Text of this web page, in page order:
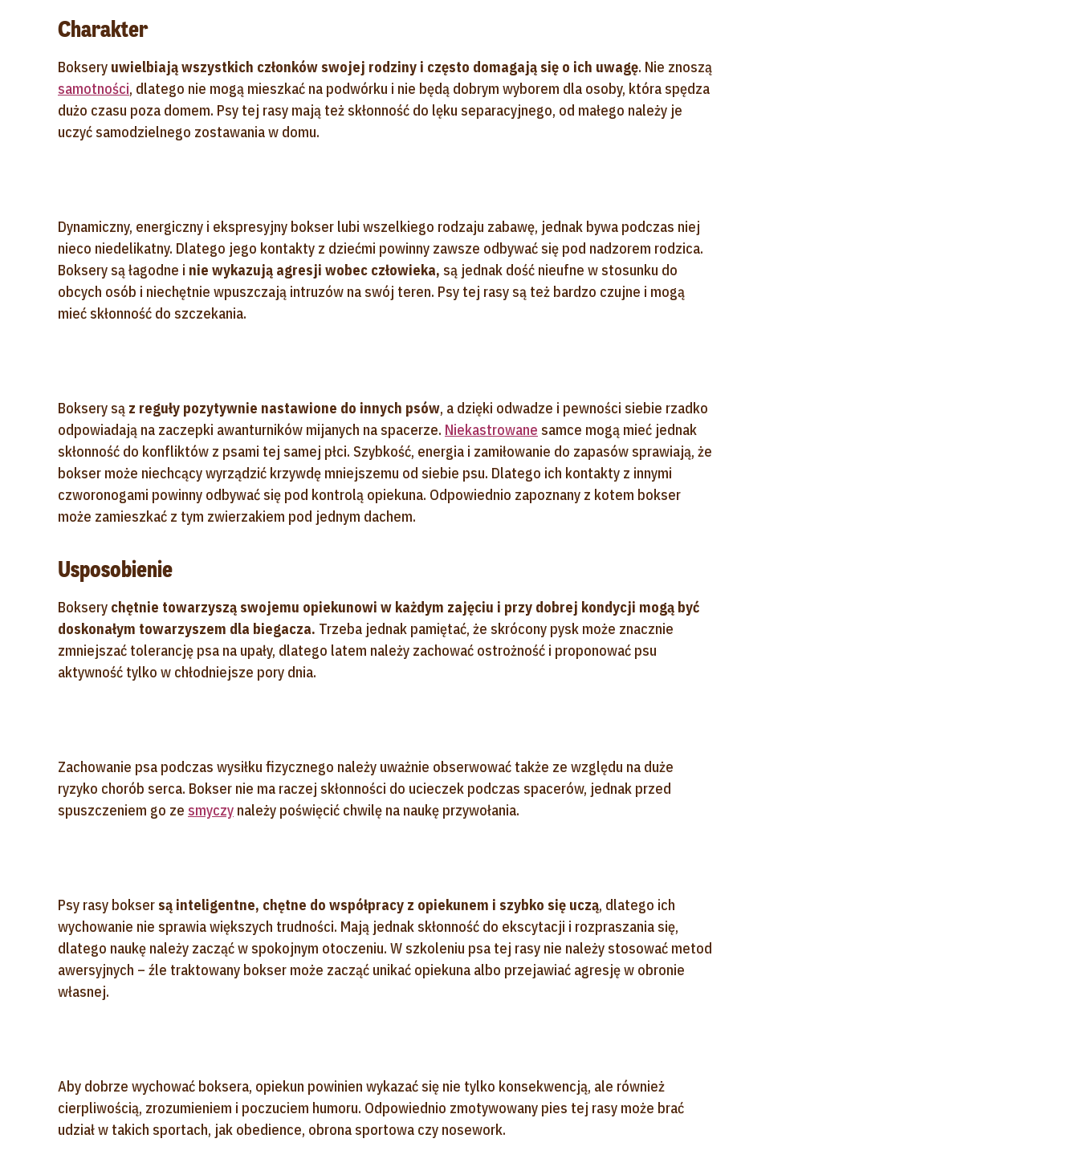
Charakter
Boksery uwielbiają wszystkich członków swojej rodziny i często domagają się o ich uwagę. Nie znoszą
samotności, dlatego nie mogą mieszkać na podwórku i nie będą dobrym wyborem dla osoby, która spędza
dużo czasu poza domem. Psy tej rasy mają też skłonność do lęku separacyjnego, od małego należy je
uczyć samodzielnego zostawania w domu.
Dynamiczny, energiczny i ekspresyjny bokser lubi wszelkiego rodzaju zabawę, jednak bywa podczas niej
nieco niedelikatny. Dlatego jego kontakty z dziećmi powinny zawsze odbywać się pod nadzorem rodzica.
Boksery są łagodne i nie wykazują agresji wobec człowieka, są jednak dość nieufne w stosunku do
obcych osób i niechętnie wpuszczają intruzów na swój teren. Psy tej rasy są też bardzo czujne i mogą
mieć skłonność do szczekania.
Boksery są z reguły pozytywnie nastawione do innych psów, a dzięki odwadze i pewności siebie rzadko
odpowiadają na zaczepki awanturników mijanych na spacerze. Niekastrowane samce mogą mieć jednak
skłonność do konfliktów z psami tej samej płci. Szybkość, energia i zamiłowanie do zapasów sprawiają, że
bokser może niechcący wyrządzić krzywdę mniejszemu od siebie psu. Dlatego ich kontakty z innymi
czworonogami powinny odbywać się pod kontrolą opiekuna. Odpowiednio zapoznany z kotem bokser
może zamieszkać z tym zwierzakiem pod jednym dachem.
Usposobienie
Boksery chętnie towarzyszą swojemu opiekunowi w każdym zajęciu i przy dobrej kondycji mogą być
doskonałym towarzyszem dla biegacza. Trzeba jednak pamiętać, że skrócony pysk może znacznie
zmniejszać tolerancję psa na upały, dlatego latem należy zachować ostrożność i proponować psu
aktywność tylko w chłodniejsze pory dnia.
Zachowanie psa podczas wysiłku fizycznego należy uważnie obserwować także ze względu na duże
ryzyko chorób serca. Bokser nie ma raczej skłonności do ucieczek podczas spacerów, jednak przed
spuszczeniem go ze smyczy należy poświęcić chwilę na naukę przywołania.
Psy rasy boksersą inteligentne, chętne do współpracy z opiekunem i szybko się uczą, dlatego ich
wychowanie nie sprawia większych trudności. Mają jednak skłonność do ekscytacji i rozpraszania się,
dlatego naukę należy zacząć w spokojnym otoczeniu. W szkoleniu psa tej rasy nie należy stosować metod
awersyjnych – źle traktowany bokser może zacząć unikać opiekuna albo przejawiać agresję w obronie
własnej.
Aby dobrze wychować boksera, opiekun powinien wykazać się nie tylko konsekwencją, ale również
cierpliwością, zrozumieniem i poczuciem humoru. Odpowiednio zmotywowany pies tej rasy może brać
udział w takich sportach, jak obedience, obrona sportowa czy nosework.